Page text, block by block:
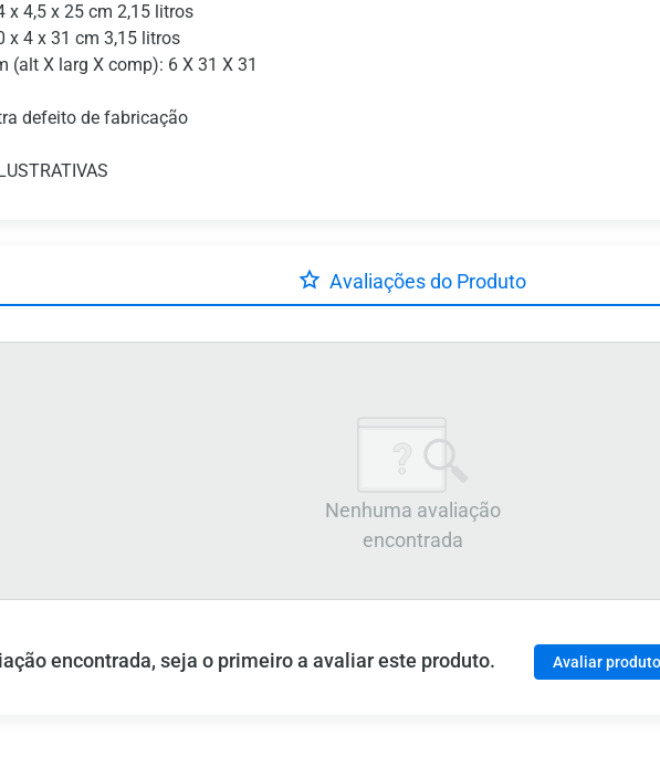
x 4,5 x 25 cm 2,15 litros
x 4 x 31 cm 3,15 litros
(alt X larg X comp): 6 X 31 X 31
defeito de fabricação
Avaliações do Produto
Nenhuma avaliação
encontrada
encontrada, seja o primeiro a avaliar este produto. Avaliar produto